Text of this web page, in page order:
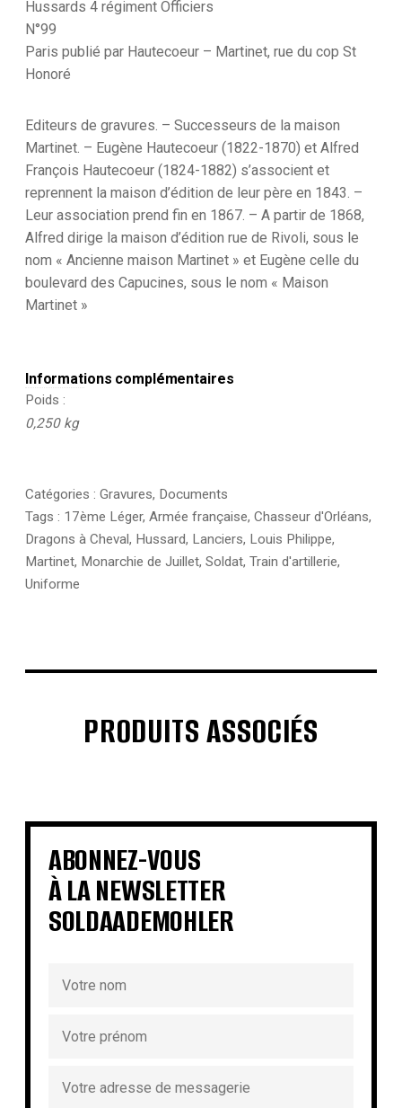
1848
Hussards
4
Hussards 4 régiment Officiers
N°99
Paris publié par Hautecoeur – Martinet, rue du cop St
Honoré
Editeurs de gravures. – Successeurs de la maison
Martinet. – Eugène Hautecoeur (1822-1870) et Alfred
François Hautecoeur (1824-1882) s’associent et
reprennent la maison d’édition de leur père en 1843. –
Leur association prend fin en 1867. – A partir de 1868,
Alfred dirige la maison d’édition rue de Rivoli, sous le
nom « Ancienne maison Martinet » et Eugène celle du
boulevard des Capucines, sous le nom « Maison
Martinet »
Informations complémentaires
Poids
0,250 kg
Catégories : Gravures, Documents
Tags : 17ème Léger, Armée française, Chasseur d'Orléans,
Dragons à Cheval, Hussard, Lanciers, Louis Philippe,
Martinet, Monarchie de Juillet, Soldat, Train d'artillerie,
Uniforme
PRODUITS ASSOCIÉS
€
€
€ € €
€
ABONNEZ-VOUS
À LA NEWSLETTER
SOLDAADEMOHLER